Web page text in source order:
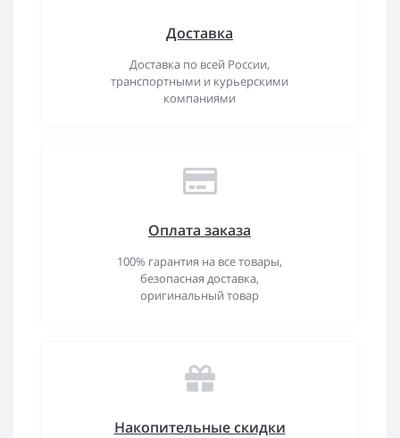
Доставка
Доставка по всей России,
транспортными и курьерскими
компаниями
Оплата заказа
100% гарантия на все товары,
безопасная доставка,
оригинальный товар
Накопительные скидки